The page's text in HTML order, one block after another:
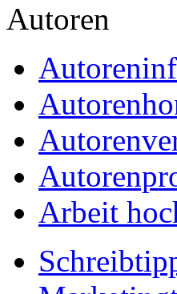
Autoren
Arbeit